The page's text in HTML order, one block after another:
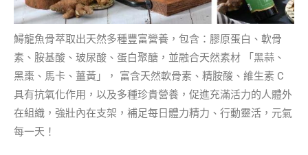
鱘龍魚骨萃取出天然多種豐富營養，包含：膠原蛋白、軟骨
素、胺基酸、玻尿酸、蛋白聚醣，並融合天然素材 「黑蒜、
黑棗、馬卡、薑黃」， 富含天然軟骨素、精胺酸、維生素 C
具有抗氧化作用，以及多種珍貴營養，促進充滿活力的人體外
在組織，強壯內在支架，補足每日體力精力、行動靈活，元氣
每一天！